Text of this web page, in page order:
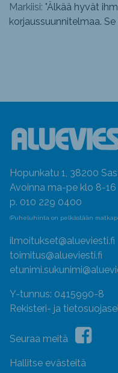
Markiisi: "Älkää hyvät
korjaussuunnitelmaa.
Hopunkatu 1, 38200
Avoinna ma-pe klo 8-16
p. 010 229 0400
(Puheluhinta on pelkästään
ilmoitukset@alueviesti.fi
toimitus@alueviesti.fi
Y-tunnus: 0415990-8
Rekisteri- ja
Seuraa meitä
Hallitse evästeitä